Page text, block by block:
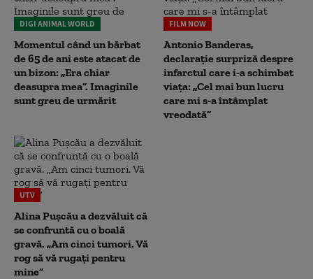
DIGI ANIMAL WORLD
Momentul când un bărbat
de 65 de ani este atacat de
un bizon: „Era chiar
deasupra mea”. Imaginile
sunt greu de urmărit
FILM NOW
Antonio Banderas,
declarație surpriză despre
infarctul care i-a schimbat
viața: „Cel mai bun lucru
care mi s-a întâmplat
vreodată”
UTV
Alina Pușcău a dezvăluit că
se confruntă cu o boală
gravă. „Am cinci tumori. Vă
rog să vă rugați pentru
mine”